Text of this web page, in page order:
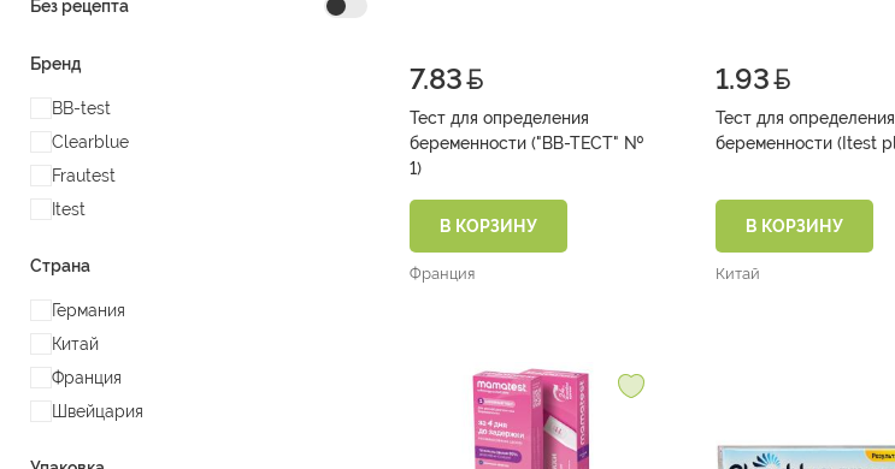
Без рецепта
Бренд
BB-test
Clearblue
Frautest
Itest
Страна
Германия
Китай
Франция
Швейцария
7.83
Тест для определения
беременности ("ВВ-ТЕСТ" №
1)
В КОРЗИНУ
Франция
1.93
Тест для определения
В КОРЗИНУ
Китай